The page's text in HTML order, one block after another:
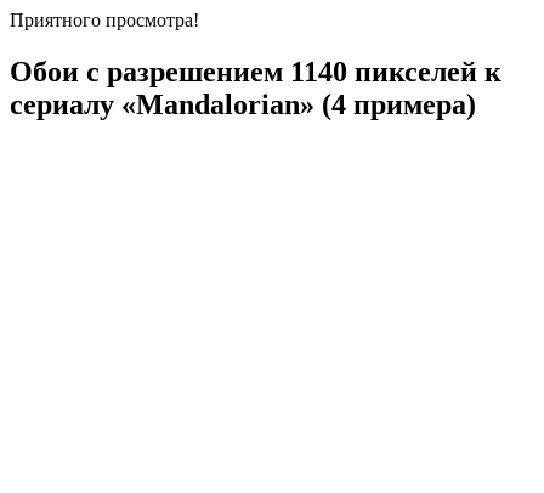
Приятного просмотра!
Обои с разрешением 1140 пикселей к
сериалу «Mandalorian» (4 примера)